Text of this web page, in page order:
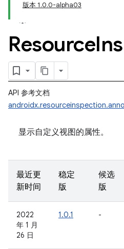
版本 1.0.0-alpha03
Resource
API 参考文档
显示自定义视图的属性。
最近更
新时间
稳定
版
候选
版
2022
年 1 月
26 日
1.0.1 -